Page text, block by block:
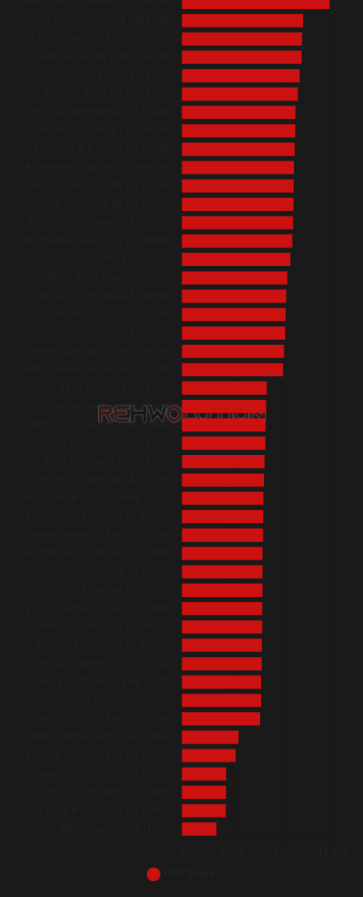
ASRock X399 Taichi (1950X)
Gigabyte X399 AORUS Gaming 7 (1950X)
ASRock X570 Extreme4 (3800X)
ASRock Z390 Phantom Gaming 7 (i9 9900K)
ASRock X299E-ITX/ac (i9 7920X)
ASRock X570 Phantom Gaming X (3800X)
ASUS ROG Maximus XI Extreme (i9 9900K)
ASRock X299 Extreme4 (i9 7920X)
ASRock TRX40 Taichi (3970X)
ASRock X570 Phantom Gaming-ITX/TB3 (3800X)
ASRock Fatal1ty X299 Professional Gaming i9 XE (i9 7920X)
ASRock Fatal1ty X399 Professional Gaming (1920X)
ASRock Z390 Taichi Ultimate (i7 8700K)
ASRock Z390 Extreme4 (i7 8700K)
ASRock Z370 Extreme4 (i7 8700K)
ASRock H370M-ITX/ac (i7 8700K)
ASRock Z390 Phantom Gaming-ITX/ac (i7 8700K)
ASRock Fatal1ty X370 Gaming-ITX/ac (1800X)
Gigabyte AORUS X370-Gaming K7 (1800X)
ASRock Fatal1ty AB350 Gaming K4 (1800X)
ASRock Fatal1ty Z370 Gaming-ITX/ac (i7 8700K)
ASRock X370 Killer SLI (1800X)
ASRock Fatal1ty X370 Professional Gaming (1800X)
ASRock Fatal1ty X470 Gaming K4 (2700)